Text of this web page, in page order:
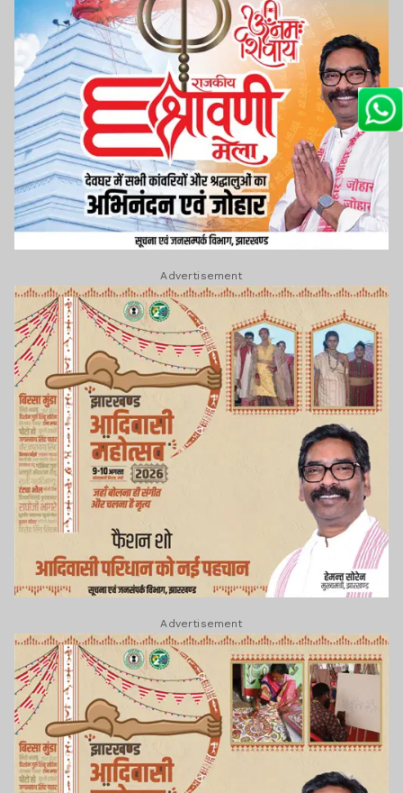
Advertisement
Advertisement